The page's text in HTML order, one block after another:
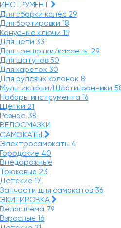
ИНСТРУМЕНТ
Для сборки колес 29
Для бортировки 18
Конусные ключи 15
Для цепи 33
Для трещотки/кассеты 29
Для шатунов 50
Для кареток 30
Для рулевых колонок 8
Мультиключи/Шестигранники
Наборы инструмента 16
Щётки 21
Разное 38
ВЕЛОСМАЗКИ
САМОКАТЫ
Электросамокаты 4
Городские 40
Внедорожные
Трюковые 23
Детские 17
Запчасти для самокатов 36
ЭКИПИРОВКА
Велошлема 79
Взрослые 16